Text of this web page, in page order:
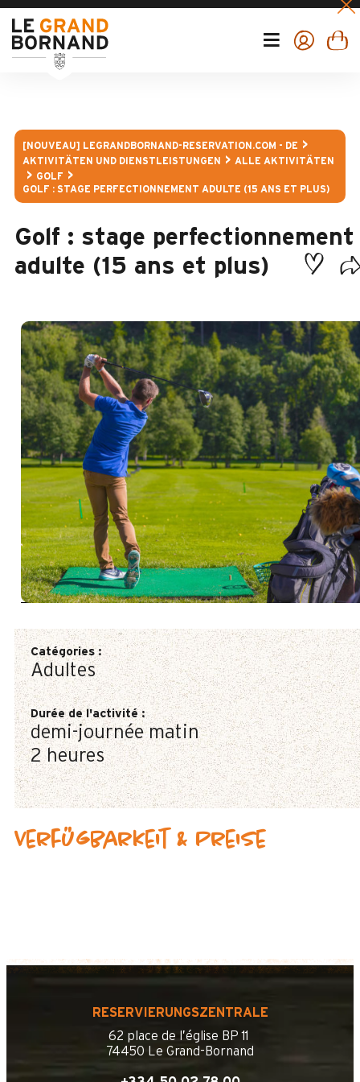
[NOUVEAU] LEGRANDBORNAND-RESERVATION.COM - DE
AKTIVITÄTEN UND DIENSTLEISTUNGEN
ALLE AKTIVITÄTEN
GOLF
GOLF : STAGE PERFECTIONNEMENT ADULTE (15 ANS ET PLUS)
Golf : stage perfectionnement
adulte (15 ans et plus)
Catégories:
Adultes
Durée de l'activité:
demi-journée matin
2 heures
Verfügbarkeit & Preise
RESERVIERUNGSZENTRALE
62 place de l’église BP 11
74450 Le Grand-Bornand